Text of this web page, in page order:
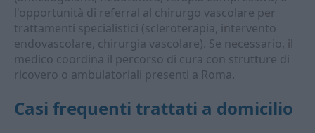
l'opportunità di referral al chirurgo vascolare per
trattamenti specialistici (scleroterapia, intervento
endovascolare, chirurgia vascolare). Se necessario, il
medico coordina il percorso di cura con strutture di
ricovero o ambulatoriali presenti a Roma.
Casi frequenti trattati a domicilio